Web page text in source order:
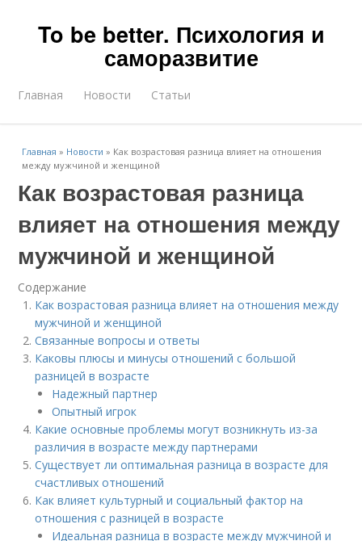
To be better. Психология и
саморазвитие
Главная Новости Статьи
Главная » Новости » Как возрастовая разница влияет на отношения
между мужчиной и женщиной
Как возрастовая разница
влияет на отношения между
мужчиной и женщиной
Содержание
Как возрастовая разница влияет на отношения между
мужчиной и женщиной
Связанные вопросы и ответы
Каковы плюсы и минусы отношений с большой
разницей в возрасте
Надежный партнер
Опытный игрок
Какие основные проблемы могут возникнуть из-за
различия в возрасте между партнерами
Существует ли оптимальная разница в возрасте для
счастливых отношений
Как влияет культурный и социальный фактор на
отношения с разницей в возрасте
Идеальная разница в возрасте между мужчиной и